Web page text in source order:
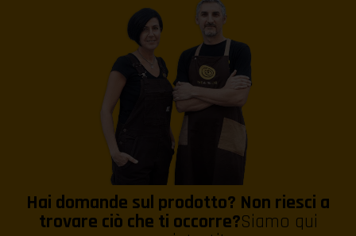
Hai domande sul prodotto? Non riesci a
trovare ciò che ti occorre?Siamo qui